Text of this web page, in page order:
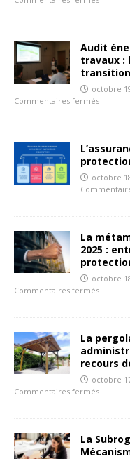
Audit
travaux :
octobre
Commentaires fermés
octobre
La
2025 :
octobre
Commentaires fermés
La
recours
octobre
Commentaires fermés
La